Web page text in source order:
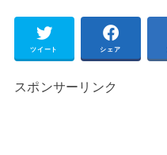
ツイート シェア
スポンサーリンク